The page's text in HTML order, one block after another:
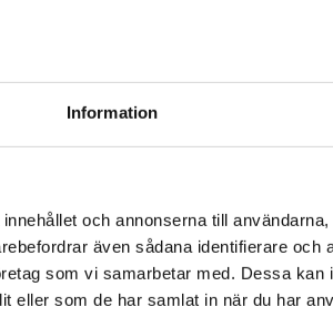
Information
och annonserna till
även sådana identifierare och
som vi samarbetar med. Dessa kan
eller som de har samlat in när du har